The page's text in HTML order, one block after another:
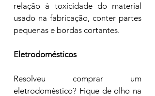
relação à toxicidade do material
usado na fabricação, conter partes
pequenas e bordas cortantes.
Eletrodomésticos
Resolveu comprar um
eletrodoméstico? Fique de olho na